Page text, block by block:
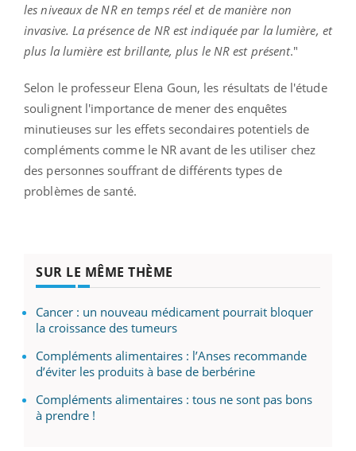
les niveaux de NR en temps réel et de manière non
invasive. La présence de NR est indiquée par la lumière, et
plus la lumière est brillante, plus le NR est présent."
Selon le professeur Elena Goun, les résultats de l'étude
soulignent l'importance de mener des enquêtes
minutieuses sur les effets secondaires potentiels de
compléments comme le NR avant de les utiliser chez
des personnes souffrant de différents types de
problèmes de santé.
SUR LE MÊME THÈME
Cancer : un nouveau médicament pourrait bloquer
la croissance des tumeurs
Compléments alimentaires : l’Anses recommande
d’éviter les produits à base de berbérine
Compléments alimentaires : tous ne sont pas bons
à prendre !